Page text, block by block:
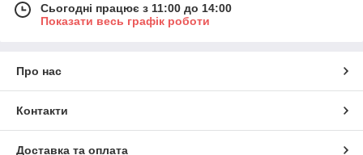
Сьогодні працює з 11:00 до 14:00
Показати весь графік роботи
Про нас
Контакти
Доставка та оплата